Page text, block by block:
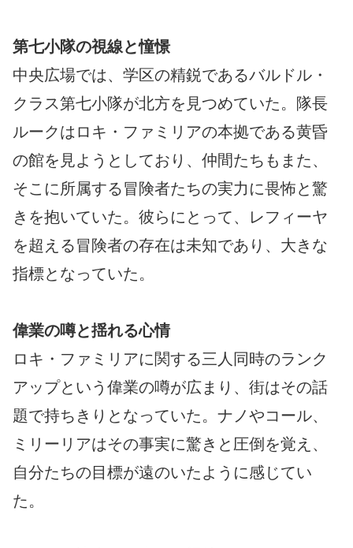
第七小隊の視線と憧憬
中央広場では、学区の精鋭であるバルドル・
クラス第七小隊が北方を見つめていた。隊長
ルークはロキ・ファミリアの本拠である黄昏
の館を見ようとしており、仲間たちもまた、
そこに所属する冒険者たちの実力に畏怖と驚
きを抱いていた。彼らにとって、レフィーヤ
を超える冒険者の存在は未知であり、大きな
指標となっていた。
偉業の噂と揺れる心情
ロキ・ファミリアに関する三人同時のランク
アップという偉業の噂が広まり、街はその話
題で持ちきりとなっていた。ナノやコール、
ミリーリアはその事実に驚きと圧倒を覚え、
自分たちの目標が遠のいたように感じてい
た。